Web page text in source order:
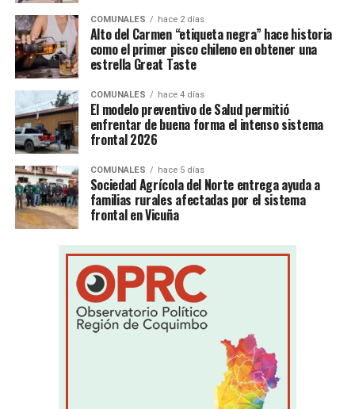
COMUNALES hace 2 días
Alto del Carmen “etiqueta negra” hace historia
como el primer pisco chileno en obtener una
estrella Great Taste
COMUNALES hace 4 días
El modelo preventivo de Salud permitió
enfrentar de buena forma el intenso sistema
frontal 2026
COMUNALES hace 5 días
Sociedad Agrícola del Norte entrega ayuda a
familias rurales afectadas por el sistema
frontal en Vicuña